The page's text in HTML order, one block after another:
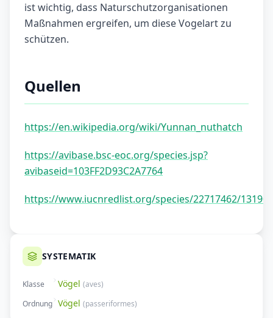
ist wichtig, dass Naturschutzorganisationen
Maßnahmen ergreifen, um diese Vogelart zu
schützen.
Quellen
https://en.wikipedia.org/wiki/Yunnan_nuthatch
https://avibase.bsc-eoc.org/species.jsp?
avibaseid=103FF2D93C2A7764
https://www.iucnredlist.org/species/22717462/
SYSTEMATIK
Klasse Vögel (aves)
Ordnung Vögel (passeriformes)